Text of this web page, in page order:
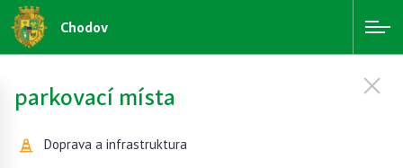
Chodov
parkovací místa
Doprava a infrastruktura